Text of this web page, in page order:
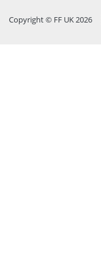
Copyright © FF UK 2026